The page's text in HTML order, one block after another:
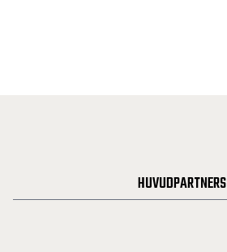
HUVUDPARTNERS